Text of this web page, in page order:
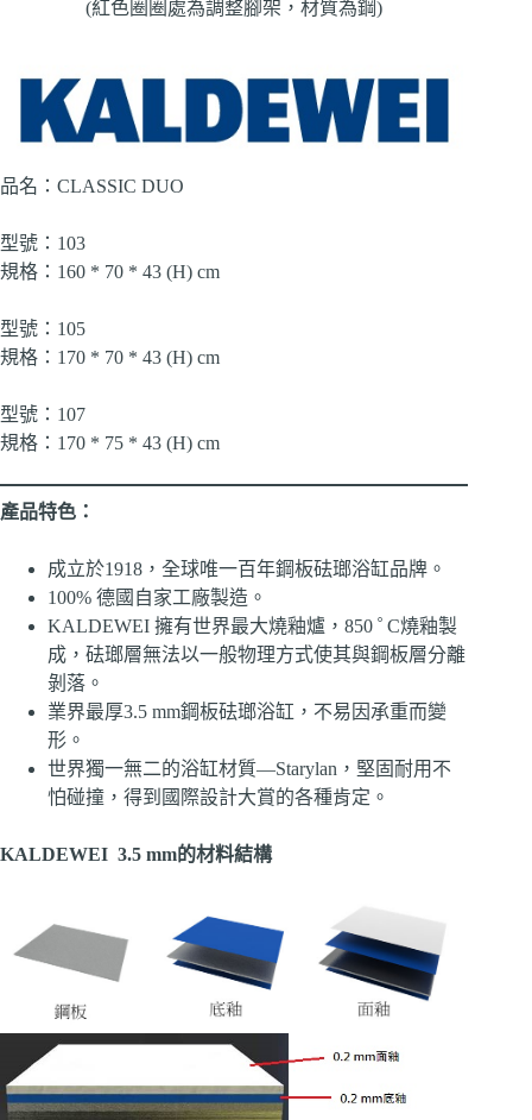
(紅色圈圈處為調整腳架，材質為鋼)
品名：CLASSIC DUO
型號：103
規格：160 * 70 * 43 (H) cm
型號：105
規格：170 * 70 * 43 (H) cm
型號：107
規格：170 * 75 * 43 (H) cm
產品特色：
成立於1918，全球唯一百年鋼板砝瑯浴缸品牌。
100% 德國自家工廠製造。
KALDEWEI 擁有世界最大燒釉爐，850 。 C燒釉製
成，砝瑯層無法以一般物理方式使其與鋼板層分離
剝落。
業界最厚3.5 mm鋼板砝瑯浴缸，不易因承重而變
形。
世界獨一無二的浴缸材質—Starylan，堅固耐用不
怕碰撞，得到國際設計大賞的各種肯定。
KALDEWEI 3.5 mm的材料結構